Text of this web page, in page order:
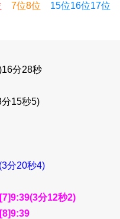
7位8位 15位16位17位
分28秒
15秒5)
分20秒4)
分12秒2)